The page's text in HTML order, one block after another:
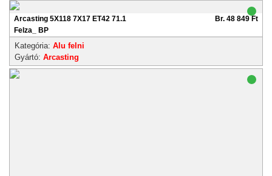
Arcasting 5X118 7X17 ET42 71.1
Felza_ BP
Br. 48 849 Ft
Kategória: Alu felni
Gyártó: Arcasting